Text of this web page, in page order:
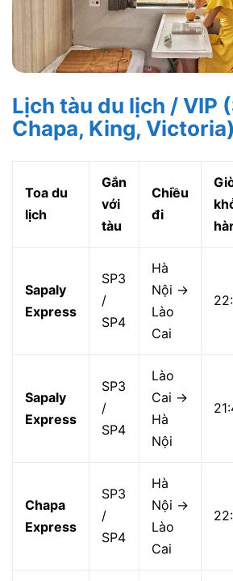
Lịch tàu du lịch / VIP
Chapa, King, Victoria)
Toa du
lịch
Gắn
với
tàu
Chiều
đi
Sapaly
Express
SP3
/
SP4
Hà
Nội →
Lào
Cai
Sapaly
Express
SP3
/
SP4
Lào
Cai →
Hà
Nội
Chapa
Express
SP3
/
SP4
Hà
Nội →
Lào
Cai